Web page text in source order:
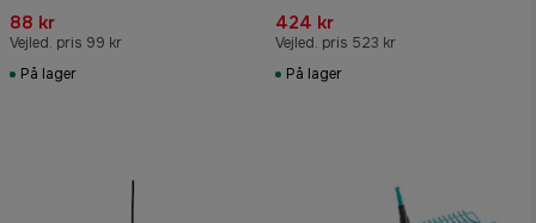
88 kr
Vejled. pris 99 kr
På lager
424 kr
Vejled. pris 523 kr
På lager